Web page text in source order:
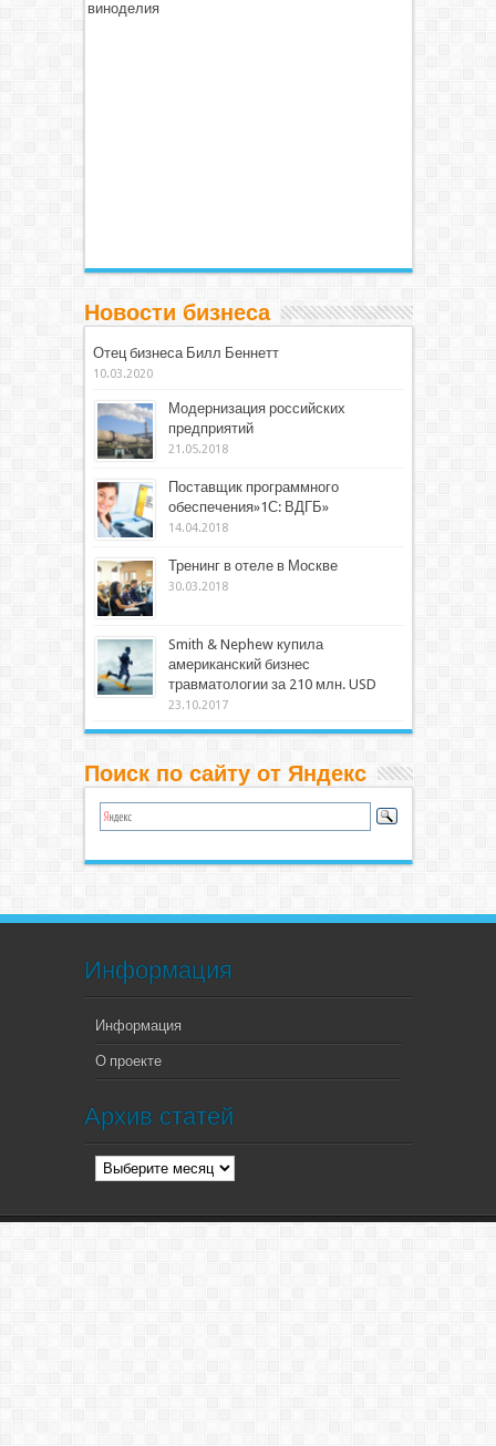
виноделия
Новости бизнеса
Отец бизнеса Билл Беннетт
10.03.2020
Модернизация российских
предприятий
21.05.2018
Поставщик программного
обеспечения»1С: ВДГБ»
14.04.2018
Тренинг в отеле в Москве
30.03.2018
Smith & Nephew купила
американский бизнес
травматологии за 210 млн. USD
23.10.2017
Поиск по сайту от Яндекс
Информация
Информация
О проекте
Архив статей
Архив
статей